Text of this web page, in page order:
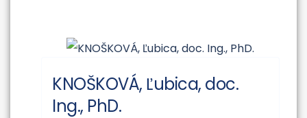
KNOŠKOVÁ, Ľubica, doc.
Ing., PhD.